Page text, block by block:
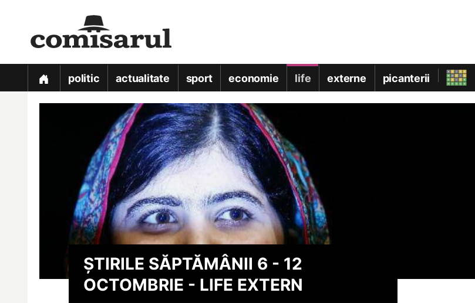
politic actualitate sport economie life externe picanterii
ȘTIRILE SĂPTĂMÂNII 6 - 12
OCTOMBRIE - LIFE EXTERN